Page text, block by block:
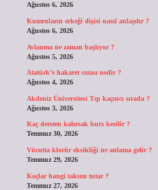
Ağustos 6, 2026
Kumruların erkeği dişisi nasıl anlaşılır ?
Ağustos 6, 2026
Avlanma ne zaman başlıyor ?
Ağustos 5, 2026
Atatürk’e hakaret cezası nedir ?
Ağustos 4, 2026
Akdeniz Üniversitesi Tıp kaçıncı sırada ?
Ağustos 3, 2026
Kaç dersten kalırsak burs kesilir ?
Temmuz 30, 2026
Vücutta klorür eksikliği ne anlama gelir ?
Temmuz 29, 2026
Koçlar hangi takımı tutar ?
Temmuz 27, 2026